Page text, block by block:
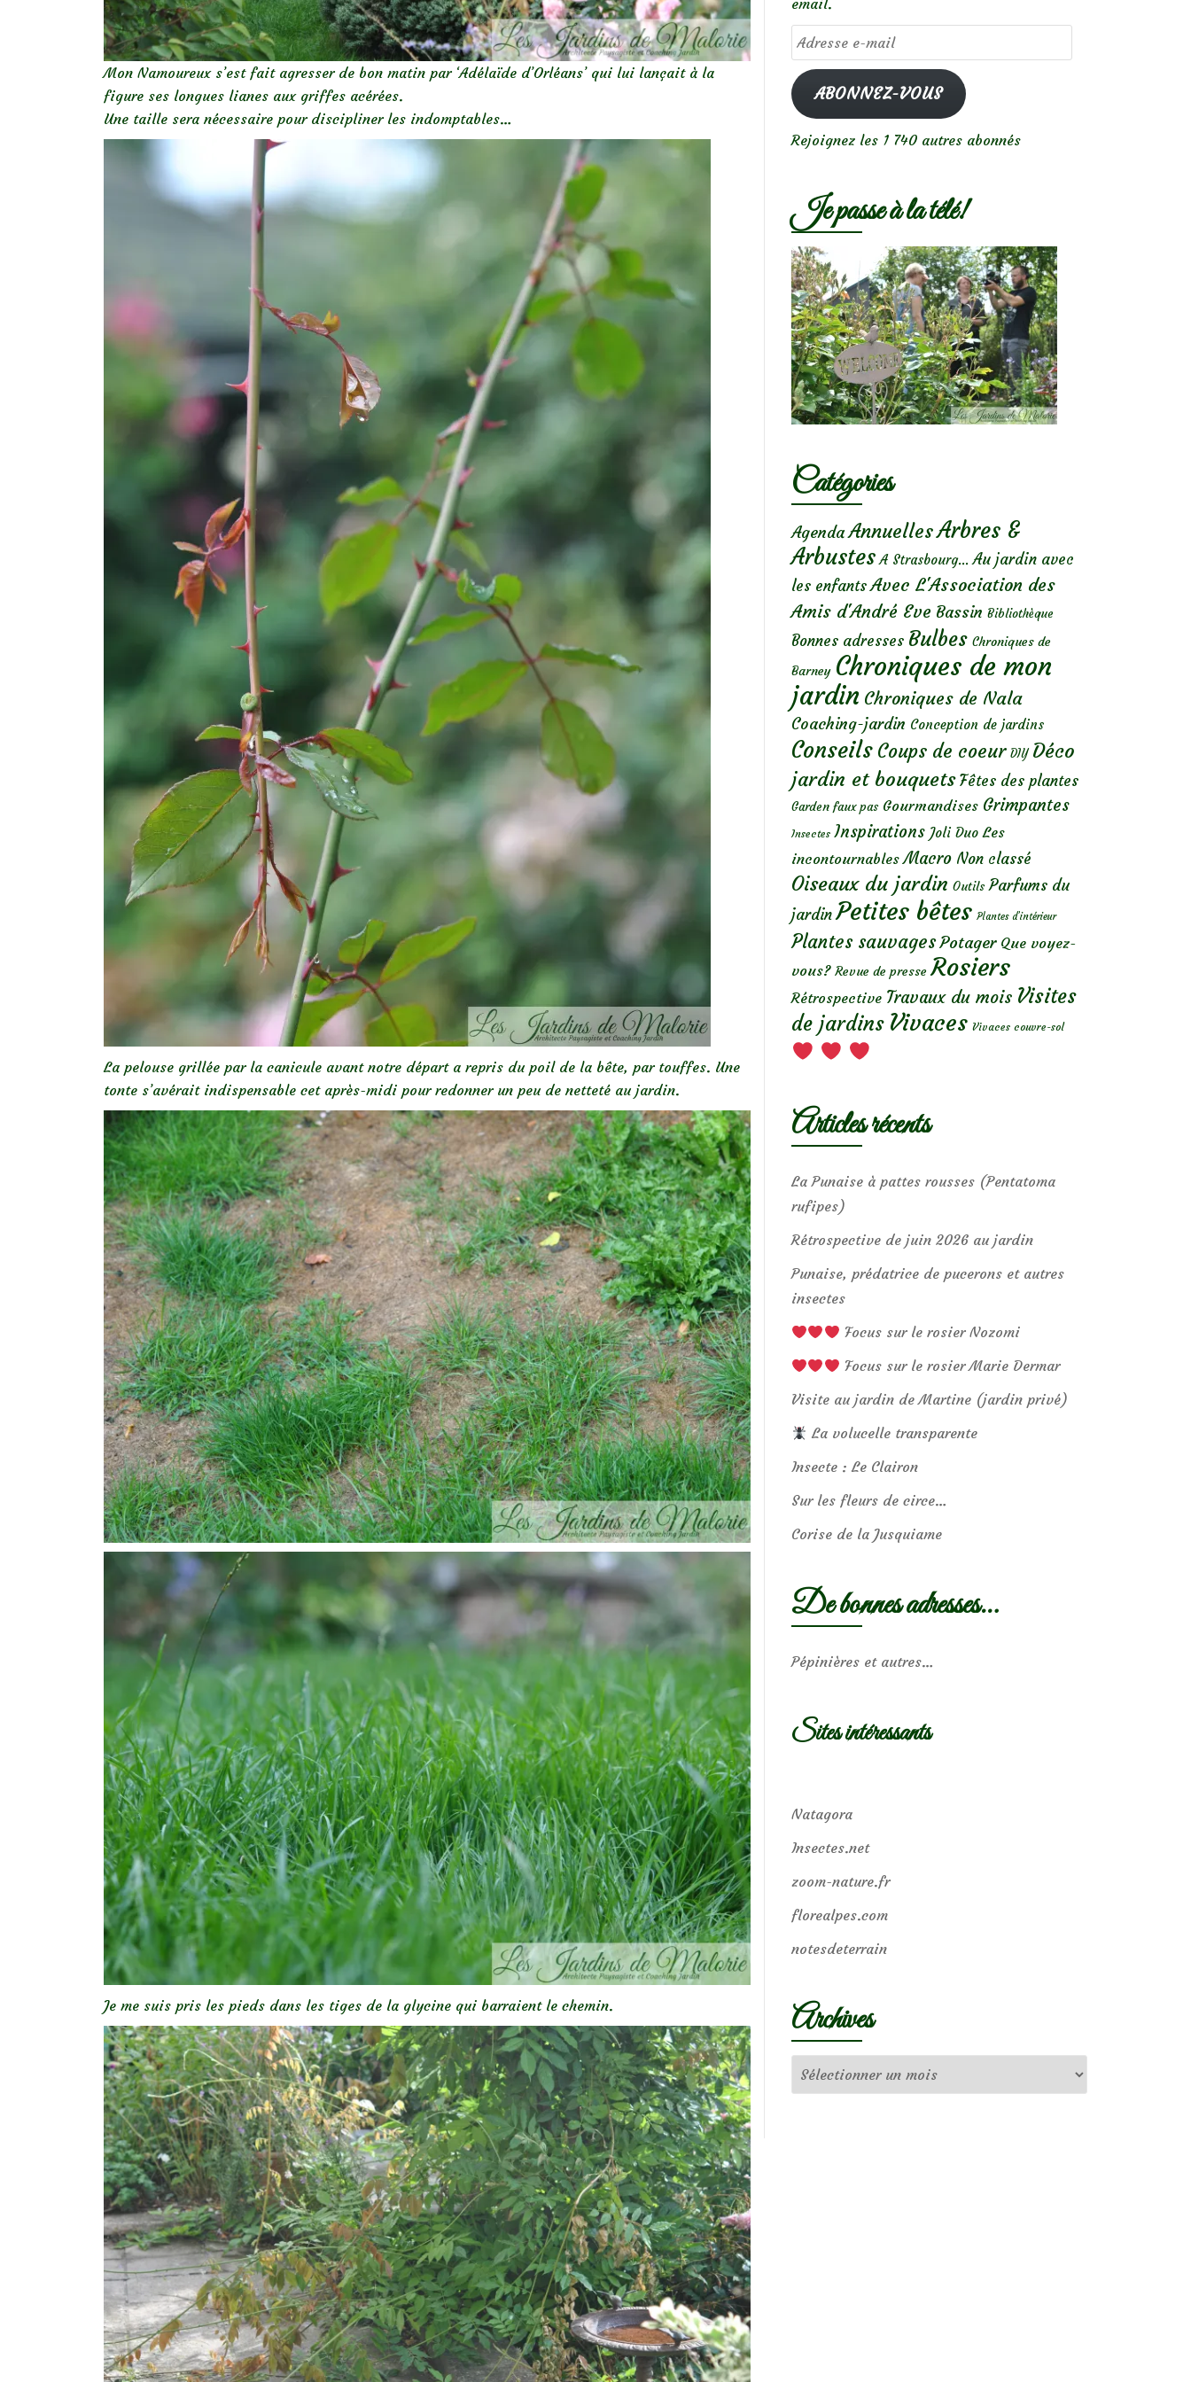
Mon Namoureux s’est fait agresser de bon matin par ‘Adélaïde d’Orléans’ qui lui lançait à la
figure ses longues lianes aux griffes acérées.
Une taille sera nécessaire pour discipliner les indomptables…
La pelouse grillée par la canicule avant notre départ a repris du poil de la bête, par touffes. Une
tonte s’avérait indispensable cet après-midi pour redonner un peu de netteté au jardin.
Je me suis pris les pieds dans les tiges de la glycine qui barraient le chemin.
email.
Adresse
e-
mailABONNEZ-VOUS
Rejoignez les 1 740 autres abonnés
Je passe à la télé!
Catégories
Agenda AnnuellesArbres &
Arbustes A Strasbourg... Au jardin avec
les enfants Avec L'Association des
Amis d'André Eve Bassin Bibliothèque
Bonnes adresses Bulbes Chroniques de
Barney Chroniques de mon
jardin Chroniques de Nala
Coaching-jardin Conception de jardins
Conseils Coups de coeur DIY Déco
jardin et bouquets Fêtes des plantes
Garden faux pas Gourmandises Grimpantes
Insectes Inspirations Joli Duo Les
incontournables Macro Non classé
Oiseaux du jardin Outils Parfums du
jardin Petites bêtes Plantes d’intérieur
Plantes sauvages Potager Que voyez-
vous? Revue de presse Rosiers
Rétrospective Travaux du mois Visites
de jardins Vivaces Vivaces couvre-sol
Articles récents
La Punaise à pattes rousses (Pentatoma
rufipes)
Rétrospective de juin 2026 au jardin
Punaise, prédatrice de pucerons et autres
insectes
Focus sur le rosier Nozomi
Focus sur le rosier Marie Dermar
Visite au jardin de Martine (jardin privé)
La volucelle transparente
Insecte : Le Clairon
Sur les fleurs de circe…
Corise de la Jusquiame
De bonnes adresses…
Pépinières et autres…
Sites intéressants
Natagora
Insectes.net
zoom-nature.fr
florealpes.com
notesdeterrain
Archives
Archives